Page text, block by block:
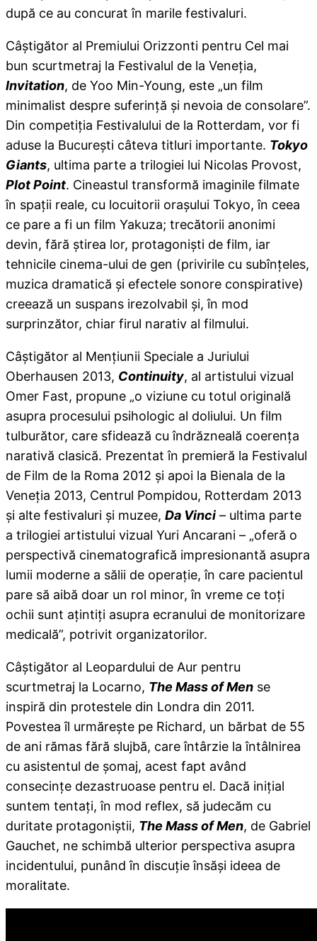
după ce au concurat în marile festivaluri.
Câştigător al Premiului Orizzonti pentru Cel mai
bun scurtmetraj la Festivalul de la Veneţia,
Invitation, de Yoo Min-Young, este „un film
minimalist despre suferinţă şi nevoia de consolare”.
Din competiţia Festivalului de la Rotterdam, vor fi
aduse la Bucureşti câteva titluri importante. Tokyo
Giants, ultima parte a trilogiei lui Nicolas Provost,
Plot Point. Cineastul transformă imaginile filmate
în spaţii reale, cu locuitorii oraşului Tokyo, în ceea
ce pare a fi un film Yakuza; trecătorii anonimi
devin, fără ştirea lor, protagonişti de film, iar
tehnicile cinema-ului de gen (privirile cu subînţeles,
muzica dramatică şi efectele sonore conspirative)
creează un suspans irezolvabil şi, în mod
surprinzător, chiar firul narativ al filmului.
Câştigător al Menţiunii Speciale a Juriului
Oberhausen 2013, Continuity, al artistului vizual
Omer Fast, propune „o viziune cu totul originală
asupra procesului psihologic al doliului. Un film
tulburător, care sfidează cu îndrăzneală coerenţa
narativă clasică. Prezentat în premieră la Festivalul
de Film de la Roma 2012 şi apoi la Bienala de la
Veneţia 2013, Centrul Pompidou, Rotterdam 2013
şi alte festivaluri şi muzee, Da Vinci – ultima parte
a trilogiei artistului vizual Yuri Ancarani – „oferă o
perspectivă cinematografică impresionantă asupra
lumii moderne a sălii de operaţie, în care pacientul
pare să aibă doar un rol minor, în vreme ce toţi
ochii sunt aţintiţi asupra ecranului de monitorizare
medicală”, potrivit organizatorilor.
Câştigător al Leopardului de Aur pentru
scurtmetraj la Locarno, The Mass of Men se
inspiră din protestele din Londra din 2011.
Povestea îl urmăreşte pe Richard, un bărbat de 55
de ani rămas fără slujbă, care întârzie la întâlnirea
cu asistentul de şomaj, acest fapt având
consecinţe dezastruoase pentru el. Dacă iniţial
suntem tentaţi, în mod reflex, să judecăm cu
duritate protagoniştii, The Mass of Men, de Gabriel
Gauchet, ne schimbă ulterior perspectiva asupra
incidentului, punând în discuţie însăşi ideea de
moralitate.